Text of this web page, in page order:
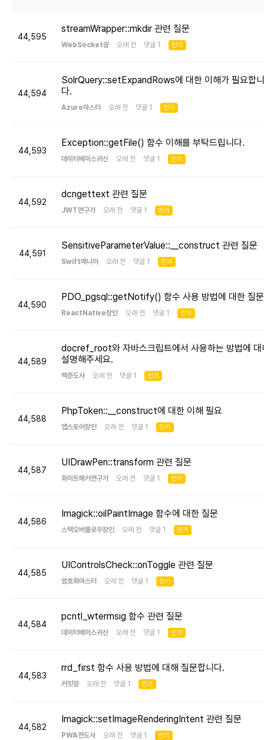
44,595
streamWrapper::mkdir 관련 질문
WebSocket광 오래 전 댓글 1 인기
44,594
SolrQuery::setExpandRows에 대한 이해가 필요합니
다.
Azure마스터 오래 전 댓글 1 인기
44,593
Exception::getFile() 함수 이해를 부탁드립니다.
데이터베이스귀신 오래 전 댓글 1 인기
44,592
dcngettext 관련 질문
JWT연구가 오래 전 댓글 1 인기
44,591
SensitiveParameterValue::__construct 관련 질문
Swift매니아 오래 전 댓글 1 인기
44,590
PDO_pgsql::getNotify() 함수 사용 방법에 대한 질문
ReactNative장인 오래 전 댓글 1 인기
44,589
docref_root와 자바스크립트에서 사용하는 방법에 대
설명해주세요.
백준도사 오래 전 댓글 1 인기
44,588
PhpToken::__construct에 대한 이해 필요
앱스토어장인 오래 전 댓글 1 인기
44,587
UIDrawPen::transform 관련 질문
화이트해커연구가 오래 전 댓글 1 인기
44,586
Imagick::oilPaintImage 함수에 대한 질문
스택오버플로우장인 오래 전 댓글 1 인기
44,585
UIControlsCheck::onToggle 관련 질문
암호화마스터 오래 전 댓글 1 인기
44,584
pcntl_wtermsig 함수 관련 질문
데이터베이스귀신 오래 전 댓글 1 인기
44,583
rrd_first 함수 사용 방법에 대해 질문합니다.
커밋광 오래 전 댓글 1 인기
44,582
Imagick::setImageRenderingIntent 관련 질문
PWA전도사 오래 전 댓글 1 인기